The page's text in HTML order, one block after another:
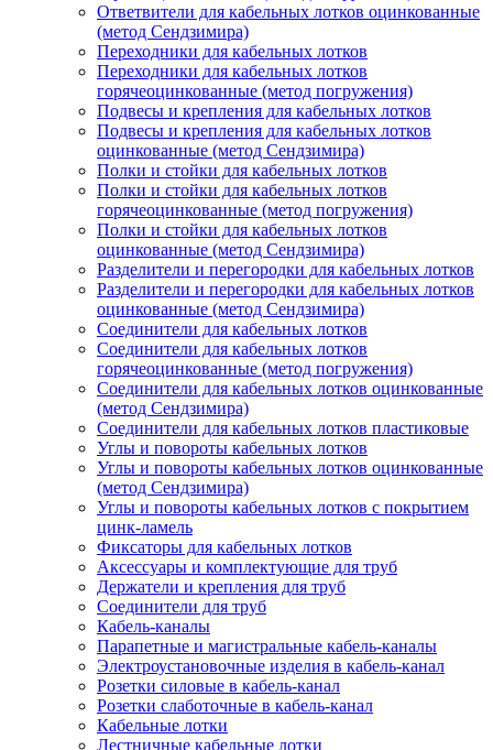
Ответвители для кабельных лотков оцинкованные
(метод Сендзимира)
Переходники для кабельных лотков
Переходники для кабельных лотков
горячеоцинкованные (метод погружения)
Подвесы и крепления для кабельных лотков
Подвесы и крепления для кабельных лотков
оцинкованные (метод Сендзимира)
Полки и стойки для кабельных лотков
Полки и стойки для кабельных лотков
горячеоцинкованные (метод погружения)
Полки и стойки для кабельных лотков
оцинкованные (метод Сендзимира)
Разделители и перегородки для кабельных лотков
Разделители и перегородки для кабельных лотков
оцинкованные (метод Сендзимира)
Соединители для кабельных лотков
Соединители для кабельных лотков
горячеоцинкованные (метод погружения)
Соединители для кабельных лотков оцинкованные
(метод Сендзимира)
Соединители для кабельных лотков пластиковые
Углы и повороты кабельных лотков
Углы и повороты кабельных лотков оцинкованные
(метод Сендзимира)
Углы и повороты кабельных лотков с покрытием
цинк-ламель
Фиксаторы для кабельных лотков
Аксессуары и комплектующие для труб
Держатели и крепления для труб
Соединители для труб
Кабель-каналы
Парапетные и магистральные кабель-каналы
Электроустановочные изделия в кабель-канал
Розетки силовые в кабель-канал
Розетки слаботочные в кабель-канал
Кабельные лотки
Лестничные кабельные лотки